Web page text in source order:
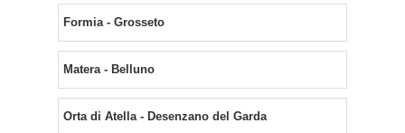
Formia - Grosseto
Matera - Belluno
Orta di Atella - Desenzano del Garda